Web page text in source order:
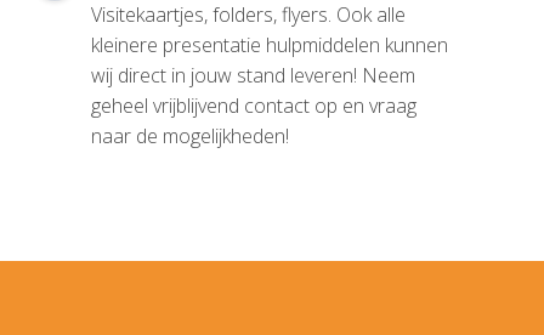
Visitekaartjes, folders, flyers. Ook alle
kleinere presentatie hulpmiddelen kunnen
wij direct in jouw stand leveren! Neem
geheel vrijblijvend contact op en vraag
naar de mogelijkheden!